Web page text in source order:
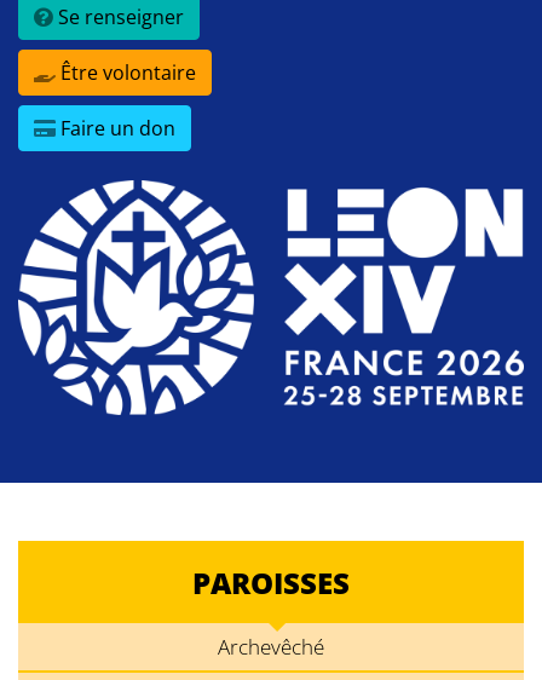
Se renseigner
Être volontaire
Faire un don
PAROISSES
Archevêché